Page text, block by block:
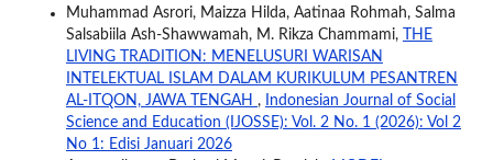
Muhammad Asrori, Maizza Hilda, Aatinaa Rohmah, Salma
Salsabiila Ash-Shawwamah, M. Rikza Chammami,
THE
LIVING TRADITION: MENELUSURI WARISAN
INTELEKTUAL ISLAM DALAM KURIKULUM PESANTREN
AL-ITQON, JAWA TENGAH ,
Indonesian Journal of Social
Science and Education (IJOSSE): Vol. 2 No. 1 (2026): Vol 2
No 1: Edisi Januari 2026